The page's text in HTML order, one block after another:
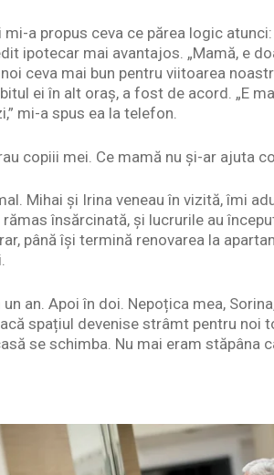
a propus ceva ce părea logic
ipotecar mai avantajos. „Mamă, e
ceva mai bun pentru viitoarea
ei în alt oraș, a fost de acord. „E
mi-a spus ea la telefon.
copiii mei. Ce mamă nu și-ar ajuta
Mihai și Irina veneau în vizită, îmi
însărcinată, și lucrurile au
până își termină renovarea la
an. Apoi în doi. Nepoțica mea,
spațiul devenise strâmt pentru noi
se schimba. Nu mai eram stăpâna